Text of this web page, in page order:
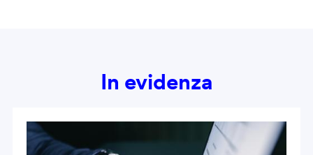
In evidenza